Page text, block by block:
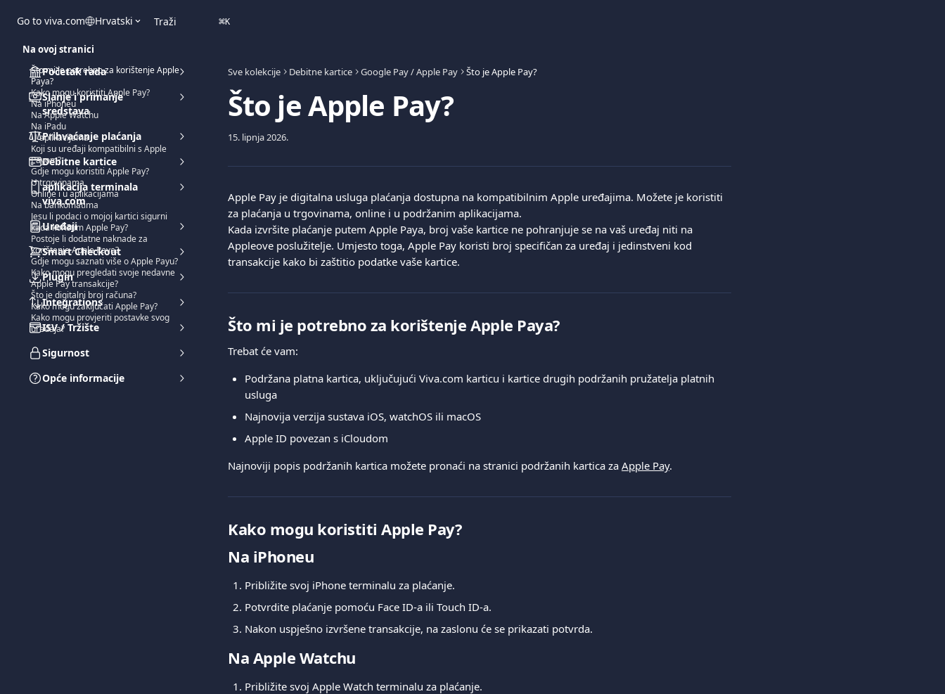
Go to viva.com Hrvatski Traži ⌘K
Početak rada
Slanje i primanje
sredstava
Prihvaćanje plaćanja
Debitne kartice
aplikacija terminala
viva.com
Uređaji
Smart Checkout
Plugin
Integrations
ISV / Tržište
Sigurnost
Opće informacije
Sve kolekcije Debitne kartice Google Pay / Apple Pay Što je Apple Pay?
Što je Apple Pay?
15. lipnja 2026.
Apple Pay je digitalna usluga plaćanja dostupna na kompatibilnim Apple uređajima. Možete je koristiti
za plaćanja u trgovinama, online i u podržanim aplikacijama.
Kada izvršite plaćanje putem Apple Paya, broj vaše kartice ne pohranjuje se na vaš uređaj niti na
Appleove poslužitelje. Umjesto toga, Apple Pay koristi broj specifičan za uređaj i jedinstveni kod
transakcije kako bi zaštitio podatke vaše kartice.
Što mi je potrebno za korištenje Apple Paya?
Trebat će vam:
Podržana platna kartica, uključujući Viva.com karticu i kartice drugih podržanih pružatelja platnih
usluga
Najnovija verzija sustava iOS, watchOS ili macOS
Apple ID povezan s iCloudom
Najnoviji popis podržanih kartica možete pronaći na stranici podržanih kartica za Apple Pay.
Kako mogu koristiti Apple Pay?
Na iPhoneu
Približite svoj iPhone terminalu za plaćanje.
Potvrdite plaćanje pomoću Face ID-a ili Touch ID-a.
Nakon uspješno izvršene transakcije, na zaslonu će se prikazati potvrda.
Na Apple Watchu
Približite svoj Apple Watch terminalu za plaćanje.
Na ovoj stranici
Što mi je potrebno za korištenje Apple
Paya?
Kako mogu koristiti Apple Pay?
Na iPhoneu
Na Apple Watchu
Na iPadu
U aplikacijama
Koji su uređaji kompatibilni s Apple
Payom?
Gdje mogu koristiti Apple Pay?
U trgovinama
Online i u aplikacijama
Na bankomatima
Jesu li podaci o mojoj kartici sigurni
kada koristim Apple Pay?
Postoje li dodatne naknade za
korištenje Apple Paya?
Gdje mogu saznati više o Apple Payu?
Kako mogu pregledati svoje nedavne
Apple Pay transakcije?
Što je digitalni broj računa?
Kako mogu zaključati Apple Pay?
Kako mogu provjeriti postavke svog
uređaja?